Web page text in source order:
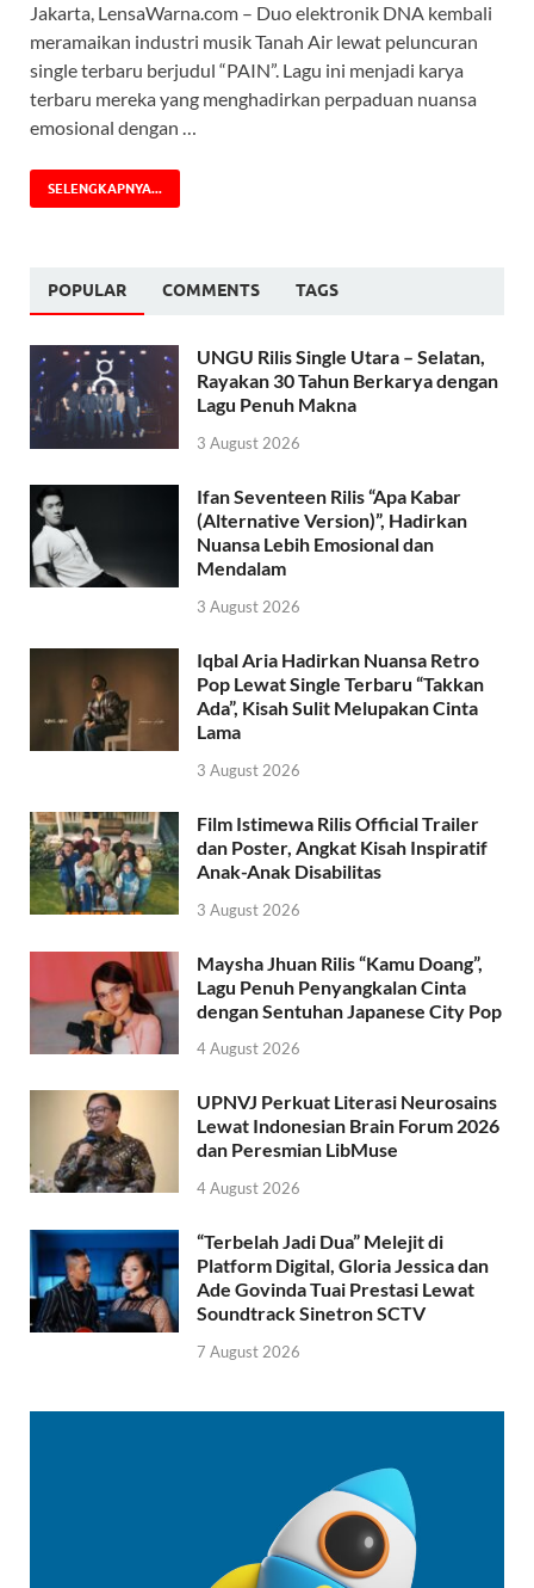
Jakarta, LensaWarna.com – Duo elektronik DNA kembali
meramaikan industri musik Tanah Air lewat peluncuran
single terbaru berjudul “PAIN”. Lagu ini menjadi karya
terbaru mereka yang menghadirkan perpaduan nuansa
emosional dengan …
SELENGKAPNYA...
POPULAR COMMENTS TAGS
UNGU Rilis Single Utara – Selatan,
Rayakan 30 Tahun Berkarya dengan
Lagu Penuh Makna
3 August 2026
Ifan Seventeen Rilis “Apa Kabar
(Alternative Version)”, Hadirkan
Nuansa Lebih Emosional dan
Mendalam
3 August 2026
Iqbal Aria Hadirkan Nuansa Retro
Pop Lewat Single Terbaru “Takkan
Ada”, Kisah Sulit Melupakan Cinta
Lama
3 August 2026
Film Istimewa Rilis Official Trailer
dan Poster, Angkat Kisah Inspiratif
Anak-Anak Disabilitas
3 August 2026
Maysha Jhuan Rilis “Kamu Doang”,
Lagu Penuh Penyangkalan Cinta
dengan Sentuhan Japanese City Pop
4 August 2026
UPNVJ Perkuat Literasi Neurosains
Lewat Indonesian Brain Forum 2026
dan Peresmian LibMuse
4 August 2026
“Terbelah Jadi Dua” Melejit di
Platform Digital, Gloria Jessica dan
Ade Govinda Tuai Prestasi Lewat
Soundtrack Sinetron SCTV
7 August 2026